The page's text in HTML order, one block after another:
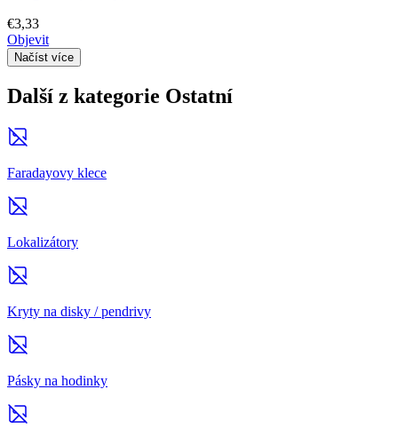
€3,33
Objevit
Načíst více
Další z kategorie Ostatní
Faradayovy klece
Lokalizátory
Kryty na disky / pendrivy
Pásky na hodinky